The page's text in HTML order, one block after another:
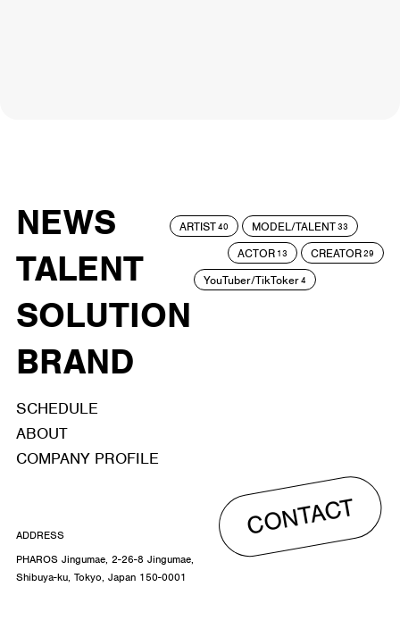
NEWS
TALENT
SOLUTION
BRAND
ARTIST40 MODEL/TALENT33
ACTOR 13 CREATOR29
YouTuber/TikToker4
SCHEDULE
ABOUT
COMPANY PROFILE
CONTACT
ADDRESS
PHAROS Jingumae, 2-26-8 Jingumae,
Shibuya-ku, Tokyo, Japan 150-0001